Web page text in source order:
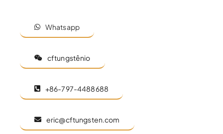
Whatsapp
cftungstênio
+86-797-4488688
eric@cftungsten.com